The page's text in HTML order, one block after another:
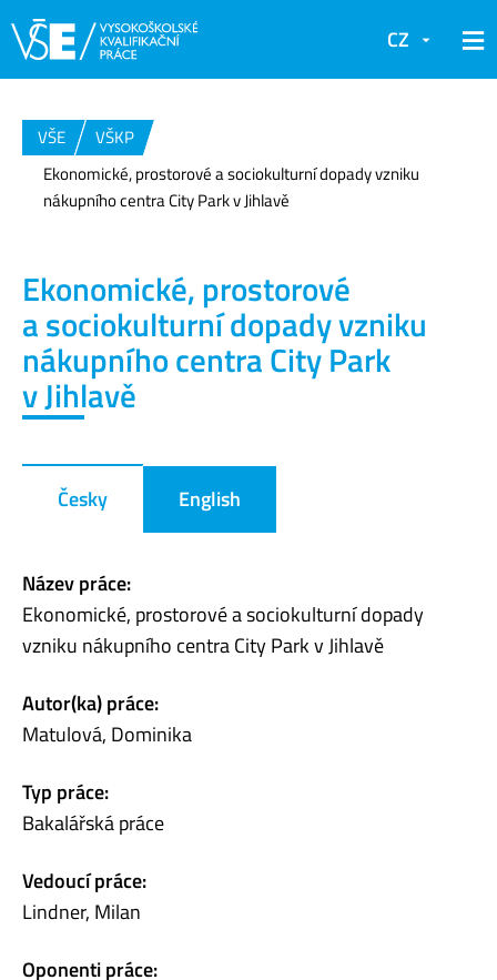
CZ
VŠE
VŠKP
Ekonomické, prostorové a sociokulturní dopady vzniku
nákupního centra City Park v Jihlavě
Ekonomické, prostorové
a sociokulturní dopady vzniku
nákupního centra City Park
v Jihlavě
Česky English
Název práce:
Ekonomické, prostorové a sociokulturní dopady
vzniku nákupního centra City Park v Jihlavě
Autor(ka) práce:
Matulová, Dominika
Typ práce:
Bakalářská práce
Vedoucí práce:
Lindner, Milan
Oponenti práce: